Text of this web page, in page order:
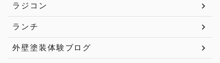
ラジコン
ランチ
外壁塗装体験ブログ